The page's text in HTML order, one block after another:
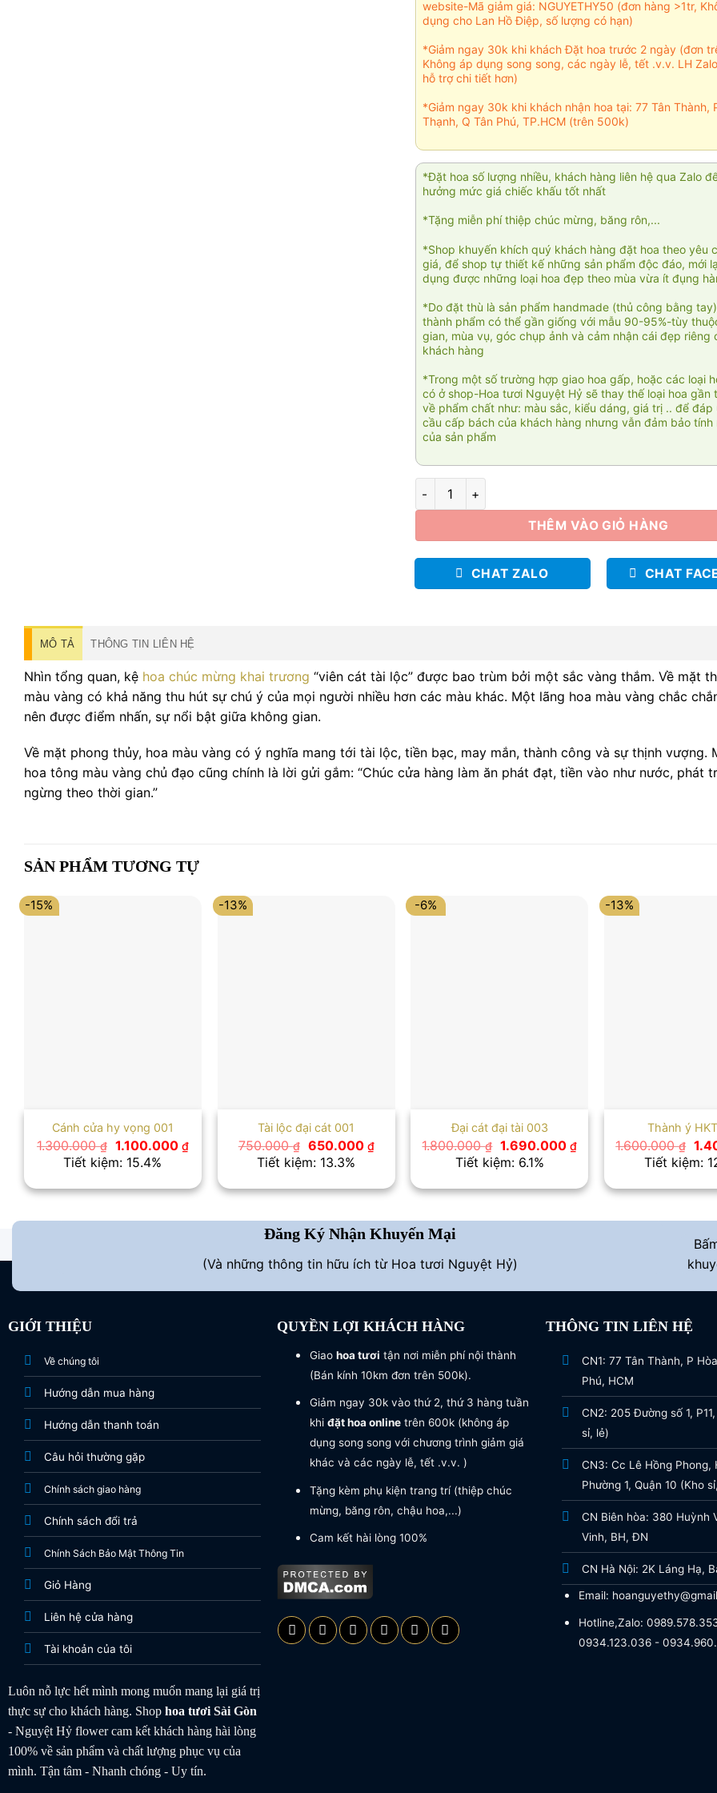
website-Mã giảm giá: NGUYETHY50 (đơn hàng >1tr,
dụng cho Lan Hồ Điệp, số lượng có hạn)
*Giảm ngay 30k khi khách Đặt hoa trước 2 ngày (đơn
Không áp dụng song song, các ngày lễ, tết .v.v. LH
hỗ trợ chi tiết hơn)
*Giảm ngay 30k khi khách nhận hoa tại: 77 Tân Thành,
Thạnh, Q Tân Phú, TP.HCM (trên 500k)
*Đặt hoa số lượng nhiều, khách hàng liên hệ qua Zalo
hưởng mức giá chiếc khấu tốt nhất
*Tặng miễn phí thiệp chúc mừng, băng rôn,...
*Shop khuyến khích quý khách hàng đặt hoa theo yêu
giá, để shop tự thiết kế những sản phẩm độc đáo, mới
dụng được những loại hoa đẹp theo mùa vừa ít đụng
*Do đặt thù là sản phẩm handmade (thủ công bằng
thành phẩm có thể gần giống với mẫu 90-95%-tùy
gian, mùa vụ, góc chụp ảnh và cảm nhận cái đẹp riêng
khách hàng
*Trong một số trường hợp giao hoa gấp, hoặc các loại
có ở shop-Hoa tươi Nguyệt Hỷ sẽ thay thế loại hoa gần
về phẩm chất như: màu sắc, kiểu dáng, giá trị .. để đáp
cầu cấp bách của khách hàng nhưng vẫn đảm bảo tính
của sản phẩm
Viên cát tài lộc số lượng
THÊM VÀO GIỎ HÀNG
CHAT ZALO CHAT
MÔ TẢ THÔNG TIN LIÊN HỆ
Nhìn tổng quan, kệ hoa chúc mừng khai trương “viên cát tài lộc” được bao trùm bởi một sắc vàng thắm. Về mặt
màu vàng có khả năng thu hút sự chú ý của mọi người nhiều hơn các màu khác. Một lãng hoa màu vàng chắc
nên được điểm nhấn, sự nổi bật giữa không gian.
Về mặt phong thủy, hoa màu vàng có ý nghĩa mang tới tài lộc, tiền bạc, may mắn, thành công và sự thịnh vượng.
hoa tông màu vàng chủ đạo cũng chính là lời gửi gắm: “Chúc cửa hàng làm ăn phát đạt, tiền vào như nước, phát
ngừng theo thời gian.”
SẢN PHẨM TƯƠNG TỰ
-15%
Cánh cửa hy vọng 001
1.300.000₫ Giá
gốc
là:
1.100.000 ₫Giá
hiện
là:
1.100.000 ₫.
Tiết kiệm: 15.4%
-13%
Tài lộc đại cát 001
750.000₫
Giá
gốc
là:
650.000 ₫Giá
hiện
650.000 ₫.
Tiết kiệm: 13.3%
-6%
Đại cát đại tài 003
1.800.000₫ Giá
gốc
là:
1.690.000₫Giá
là:
1.690.000 ₫.
Tiết kiệm: 6.1%
-13%
Thành ý
1.600.000₫ Giá
gốc
là:
Tiết kiệm:
Đăng Ký Nhận Khuyến Mại
(Và những thông tin hữu ích từ Hoa tươi Nguyệt Hỷ)
GIỚI THIỆU
Về chúng tôi
Hướng dẫn mua hàng
Hướng dẫn thanh toán
Câu hỏi thường gặp
Chính sách giao hàng
Chính sách đổi trả
Chính Sách Bảo Mật Thông Tin
Giỏ Hàng
Liên hệ cửa hàng
Tài khoản của tôi
Luôn nỗ lực hết mình mong muốn mang lại giá trị
thực sự cho khách hàng. Shop hoa tươiSài Gòn
- Nguyệt Hỷ flower cam kết khách hàng hài lòng
100% về sản phẩm và chất lượng phục vụ của
mình. Tận tâm - Nhanh chóng - Uy tín.
QUYỀN LỢI KHÁCH HÀNG
Giao hoa tươi tận nơi miễn phí nội thành
(Bán kính 10km đơn trên 500k).
Giảm ngay 30k vào thứ 2, thứ 3 hàng tuần
khi đặt hoa onlinetrên 600k (không áp
dụng song song với chương trình giảm giá
khác và các ngày lễ, tết .v.v. )
Tặng kèm phụ kiện trang trí (thiệp chúc
mừng, băng rôn, chậu hoa,...)
Cam kết hài lòng 100%
THÔNG TIN LIÊN HỆ
CN1: 77 Tân Thành, P
Phú, HCM
CN2: 205 Đường số 1,
sỉ, lẻ)
CN3: Cc Lê Hồng Phong,
Phường 1, Quận 10 (Kho
CN Biên hòa: 380 Huỳnh
Vinh, BH, ĐN
CN Hà Nội: 2K Láng Hạ,
Email:
Hotline,Zalo:
0934.123.036 -